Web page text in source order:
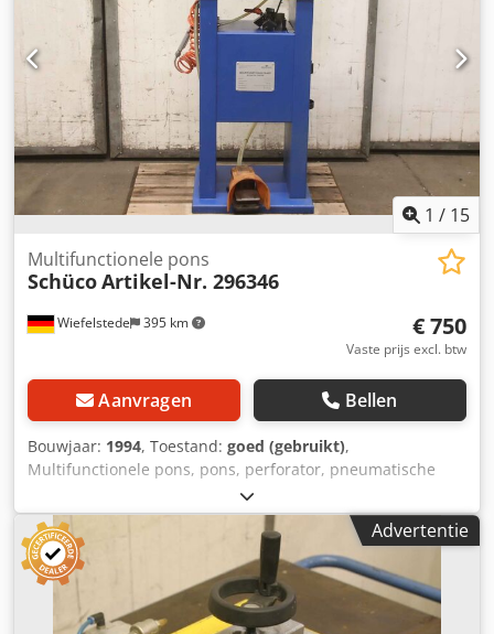
1 / 15
Wiefelstede 395 km
Multifunctionele pons
SchücoArtikel-Nr. 296346
€ 750
Vaste prijs excl. btw
Aanvragen Bellen
Bouwjaar: 1994, Toestand: goed (gebruikt),
Multifunctionele pons, pons, perforator, pneumatische
perforator Dkedevmq Utspfx Adqer -Artikelnr.: 296 346 -
Afmetingen: 800/400/H1200 mm -Gewicht: 170 kg
Advertentie